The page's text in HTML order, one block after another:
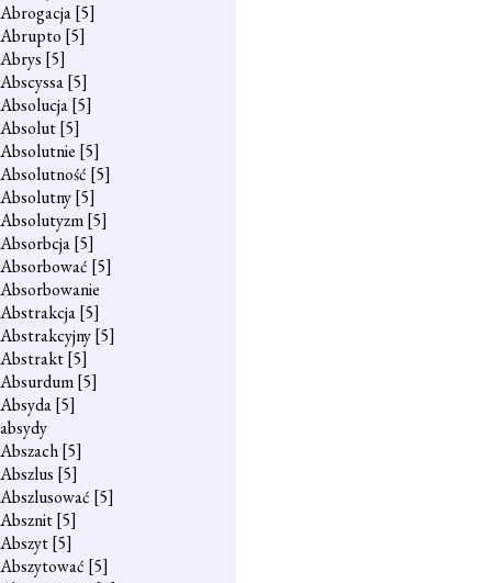
Abrogacja[5]
Abrupto [5]
Abrys [5]
Abscyssa[5]
Absolucja[5]
Absolut[5]
Absolutnie [5]
Absolutność [5]
Absolutny[5]
Absolutyzm[5]
Absorbcja[5]
Absorbować [5]
Absorbowanie
Abstrakcja[5]
Abstrakcyjny[5]
Abstrakt[5]
Absurdum[5]
Absyda[5]
absydy
Abszach[5]
Abszlus [5]
Abszlusować [5]
Absznit[5]
Abszyt[5]
Abszytować [5]